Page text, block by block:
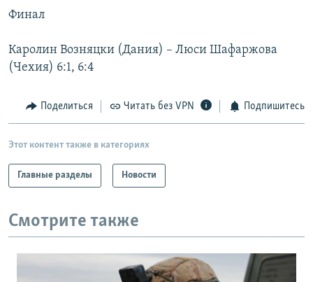
поиску
СЕВЕР.РЕАЛИИ
РАСПИСАНИЕ ВЕЩАНИЯ
Все сайты РСЕ/РС
Финал
Каролин Возняцки (Дания) – Люси Шафаржова
(Чехия) 6:1, 6:4
Поделиться Читать без VPN Подпишитесь
Этот контент также в категориях
Главные разделы Новости
Смотрите также